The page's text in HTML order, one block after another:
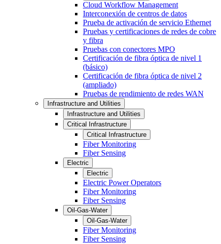
Cloud Workflow Management
Interconexión de centros de datos
Prueba de activación de servicio Ethernet
Pruebas y certificaciones de redes de cobre
y fibra
Pruebas con conectores MPO
Certificación de fibra óptica de nivel 1
(básico)
Certificación de fibra óptica de nivel 2
(ampliado)
Pruebas de rendimiento de redes WAN
Infrastructure and Utilities
Infrastructure and Utilities
Critical Infrastructure
Critical Infrastructure
Fiber Monitoring
Fiber Sensing
Electric
Electric
Electric Power Operators
Fiber Monitoring
Fiber Sensing
Oil-Gas-Water
Oil-Gas-Water
Fiber Monitoring
Fiber Sensing